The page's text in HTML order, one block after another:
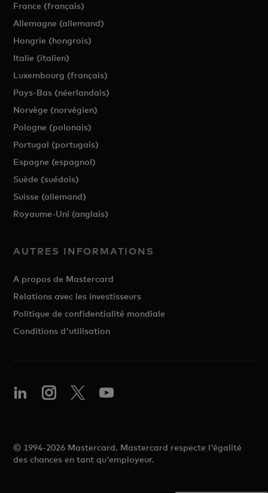
France (français)
Allemagne (allemand)
Hongrie (hongrois)
Italie (italien)
Luxembourg (français)
Pays-Bas (néerlandais)
Norvège (norvégien)
Pologne (polonais)
Portugal (portugais)
Espagne (espagnol)
Suède (suédois)
Suisse (allemand)
Royaume-Uni (anglais)
AUTRES INFORMATIONS
A propos de Mastercard
Relations avec les investisseurs
Politique de confidentialité mondiale
Conditions d'utilisation
© 1994-2026 Mastercard. Mastercard respecte l'égalité
des chances en tant qu'employeur.